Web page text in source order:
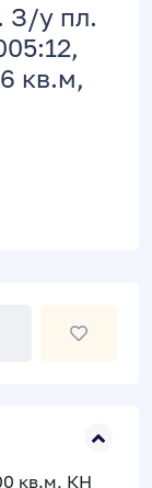
З/у пл.
кв.м,
кв.м, КН